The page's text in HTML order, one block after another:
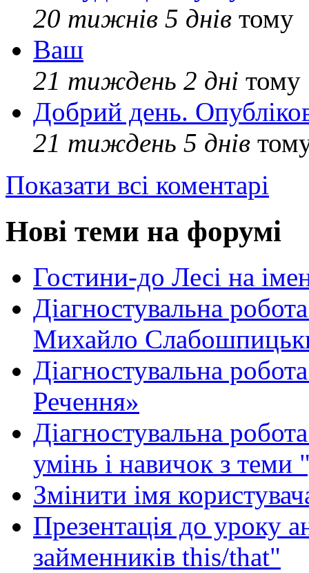
20 тижнів 5 днів тому
Ваш
21 тиждень 2 дні тому
Добрий день.
21 тиждень 5 днів
Показати всі коментарі
Нові теми на форумі
Гостини-до Лесі на
Діагностувальна
Михайло
Діагностувальна
Речення»
Діагностувальна
умінь і навичок з теми
Змінити імя
Презентація до уроку
займенників this/that"